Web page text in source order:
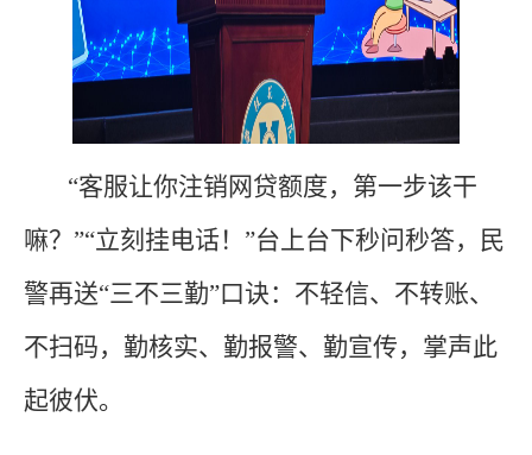
“客服让你注销网贷额度，第一步该干
嘛？”“立刻挂电话！”台上台下秒问秒答，民
警再送“三不三勤”口诀：不轻信、不转账、
不扫码，勤核实、勤报警、勤宣传，掌声此
起彼伏。